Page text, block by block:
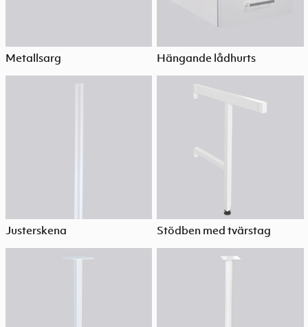
Metallsarg Hängande lådhurts
Justerskena Stödben med tvärstag